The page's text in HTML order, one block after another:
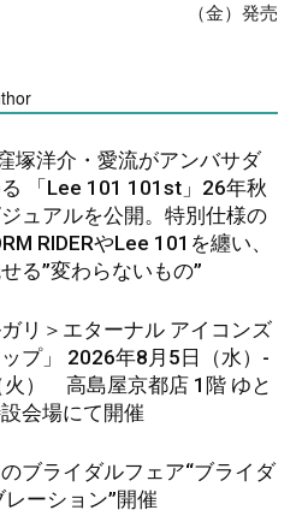
（金）発売
塚洋介・愛流がアンバサダ
「Lee 101 101st」26年秋
ュアルを公開。特別仕様の
RIDERやLee 101を纏い、
る”変わらないもの”
ガリ＞エターナル アイコンズ
プ」 2026年8月5日（水）-
火） 高島屋京都店 1階 ゆと
会場にて開催
ブライダルフェア“ブライダ
レーション”開催